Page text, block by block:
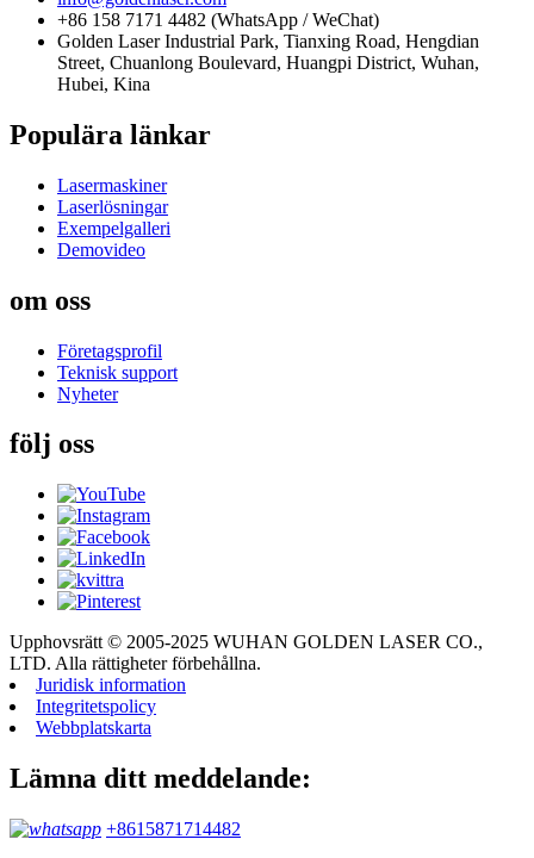
+86 158 7171 4482 (WhatsApp / WeChat)
Golden Laser Industrial Park, Tianxing Road, Hengdian
Street, Chuanlong Boulevard, Huangpi District, Wuhan,
Hubei, Kina
Populära länkar
Lasermaskiner
Laserlösningar
Exempelgalleri
Demovideo
om oss
Företagsprofil
Teknisk support
Nyheter
följ oss
Upphovsrätt © 2005-2025 WUHAN GOLDEN LASER CO.,
LTD. Alla rättigheter förbehållna.
Juridisk information
Integritetspolicy
Webbplatskarta
Lämna ditt meddelande:
+8615871714482